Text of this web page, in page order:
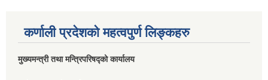
कर्णाली प्रदेशको महत्वपुर्ण लिङ्कहरु
मुख्यमन्त्री तथा मन्त्रिपरिषद्को कार्यालय